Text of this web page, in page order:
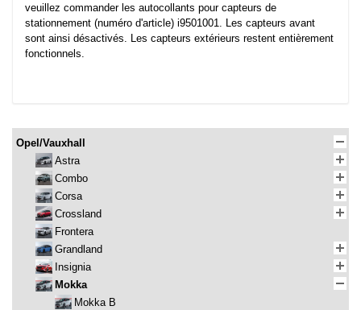
veuillez commander les autocollants pour capteurs de
stationnement (numéro d'article) i9501001. Les capteurs avant
sont ainsi désactivés. Les capteurs extérieurs restent entièrement
fonctionnels.
Opel/Vauxhall
Astra
Combo
Corsa
Crossland
Frontera
Grandland
Insignia
Mokka
Mokka B